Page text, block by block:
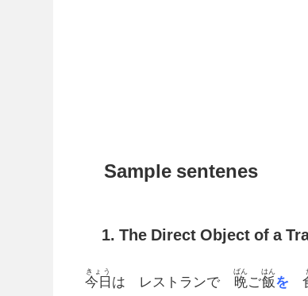
Sample sentenes
1. The Direct Object of a
今日
きょう
は レストランで 晩
ばん
ご飯
はん
を